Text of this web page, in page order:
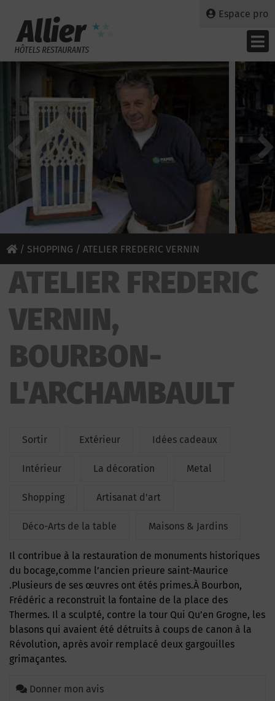
Espace pro
/ SHOPPING / ATELIER FREDERIC VERNIN
ATELIER FREDERIC
VERNIN,
BOURBON-
L'ARCHAMBAULT
Sortir Extérieur Idées cadeaux
Intérieur La décoration Metal
Shopping Artisanat d'art
Déco-Arts de la table Maisons & Jardins
Il contribue à la restauration de monuments historiques
du bocage,comme l’ancien prieure saint-Maurice
.Plusieurs de ses œuvres ont étés primes.À Bourbon,
Frédéric a reconstruit la fontaine de la place des
Thermes. Il a sculpté, contre la tour Qui Qu’en Grogne, les
blasons qui avaient été détruits à coups de canon à la
Révolution, après avoir remplacé deux gargouilles
grimaçantes.
Donner mon avis